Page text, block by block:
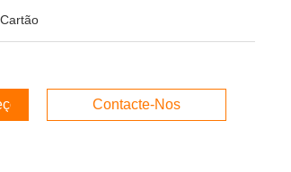
Cartão
Contacte-Nos